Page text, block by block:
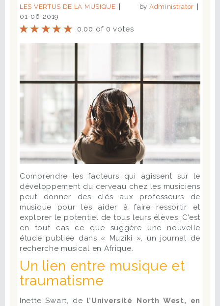
LES VERTUS DE LA MUSIQUE by Administrator
01-06-2019
0.00 of 0 votes
Comprendre les facteurs qui agissent sur le
développement du cerveau chez les musiciens
peut donner des clés aux professeurs de
musique pour les aider à faire ressortir et
explorer le potentiel de tous leurs élèves. C’est
en tout cas ce que suggère une nouvelle
étude publiée dans « Muziki », un journal de
recherche musical en Afrique.
Un lien entre musique et
traumatisme
Inette Swart, de l’Université North West, en